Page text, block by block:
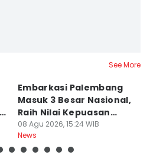
See More
Embarkasi Palembang
Masuk 3 Besar Nasional,
Raih Nilai Kepuasan
86,65
08 Agu 2026, 15:24 WIB
News